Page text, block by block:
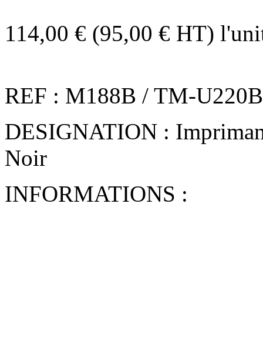
114,00 € (95,00 € HT)
REF : M188B / TM-
DESIGNATION :
Noir
INFORMATIONS :